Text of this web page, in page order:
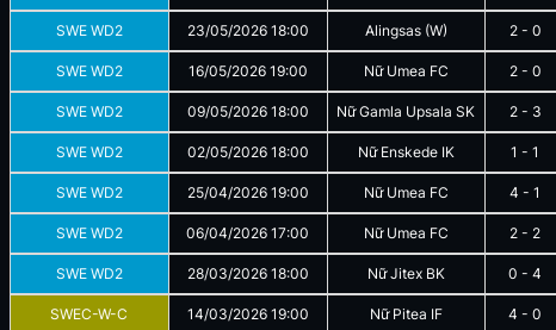
SWE WD2 23/05/2026 18:00 Alingsas (W) 2- 0
SWE WD2 16/05/2026 19:00 Nữ Umea FC 2- 0
SWE WD2 09/05/2026 18:00 Nữ Gamla Upsala SK 2- 3
SWE WD2 02/05/2026 18:00 Nữ Enskede IK 1 -1
SWE WD2 25/04/2026 19:00 Nữ Umea FC 4 -1
SWE WD2 06/04/2026 17:00 Nữ Umea FC 2 - 2
SWE WD2 28/03/2026 18:00 Nữ Jitex BK 0 -4
SWEC-W-C 14/03/2026 19:00 Nữ Pitea IF 4 -0